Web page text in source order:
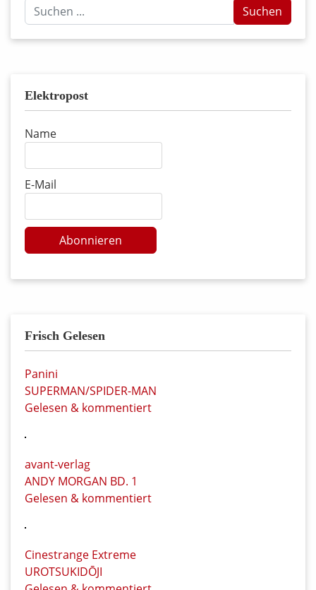
Suchen
...
Suchen
Elektropost
Name
E-Mail
Abonnieren
Frisch Gelesen
Panini
SUPERMAN/SPIDER-MAN
Gelesen & kommentiert
avant-verlag
ANDY MORGAN BD. 1
Gelesen & kommentiert
Cinestrange Extreme
UROTSUKIDŌJI